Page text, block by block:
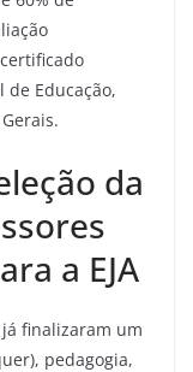
Educação,
da
a EJA
finalizaram um
pedagogia,